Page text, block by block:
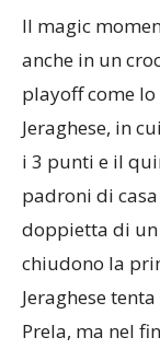
Il magic
anche in un
playoff come
Jeraghese, in
i 3 punti e il
padroni di
doppietta di un
chiudono la
Jeraghese
Prela, ma nel